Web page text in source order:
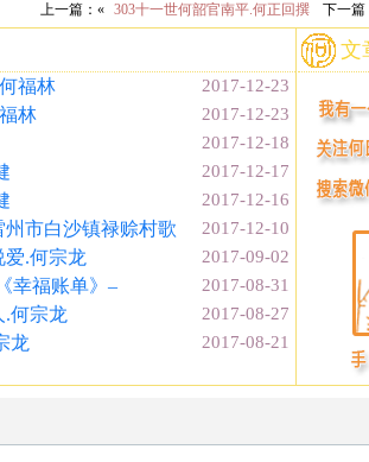
上一篇：« 303十一世何韶官南平.何正回撰 下一篇
2017-12-23
福林
2017-12-23
林
2017-12-18
2017-12-17
2017-12-16
2017-12-10
州市白沙镇禄赊村歌
2017-09-02
爱.何宗龙
2017-08-31
幸福账单》–
2017-08-27
.何宗龙
2017-08-21
龙
文